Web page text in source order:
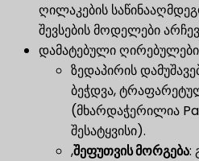
ღილაკების
შევსების მოდელები
დამატებული
ზედაპირის
ბეჭდვა,
(მხარდაჭერილია
შესატყვისი).
,შეფუთვის მორგება​: